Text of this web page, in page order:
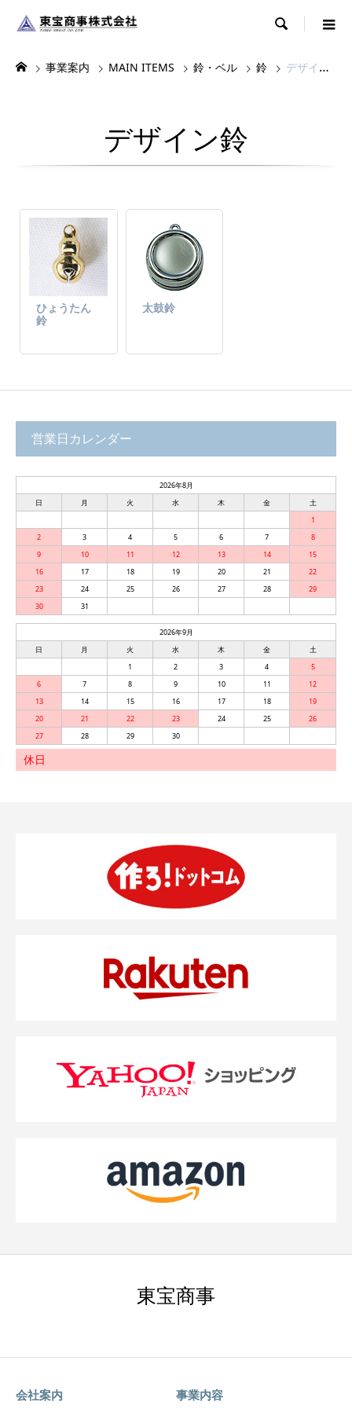

事業案内 MAIN ITEMS 鈴・ベル 鈴 デザイン鈴
デザイン鈴
ひょうたん
鈴
太鼓鈴
営業日カレンダー
2026年8月
日
月 火 水 木 金
土
1
2
3 4 5 6 7
8
9
10 11 12 13 14
15
16
17 18 19 20 21
22
23
24 25 26 27 28
29
30
31
2026年9月
日
月 火 水 木 金
土
1
2 3 4
5
6
7 8 9 10 11
12
13
14 15 16 17 18
19
20
21 22 23 24 25
26
27
28 29 30
休日
東宝商事
会社案内 事業内容